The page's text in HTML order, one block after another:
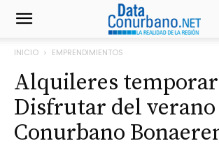
INICIO EMPRENDIMIENTOS
Alquileres
Disfrutar del verano
Conurbano